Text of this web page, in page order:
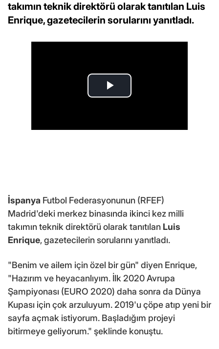
takımın teknik direktörü olarak tanıtılan Luis
Enrique, gazetecilerin sorularını yanıtladı.
İspanya Futbol Federasyonunun (RFEF)
Madrid'deki merkez binasında ikinci kez milli
takımın teknik direktörü olarak tanıtılan Luis
Enrique, gazetecilerin sorularını yanıtladı.
"Benim ve ailem için özel bir gün" diyen Enrique,
"Hazırım ve heyacanlıyım. İlk 2020 Avrupa
Şampiyonası (EURO 2020) daha sonra da Dünya
Kupası için çok arzuluyum. 2019'u çöpe atıp yeni bir
sayfa açmak istiyorum. Başladığım projeyi
bitirmeye geliyorum." şeklinde konuştu.